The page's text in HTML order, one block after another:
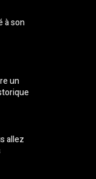
à son
un
allez